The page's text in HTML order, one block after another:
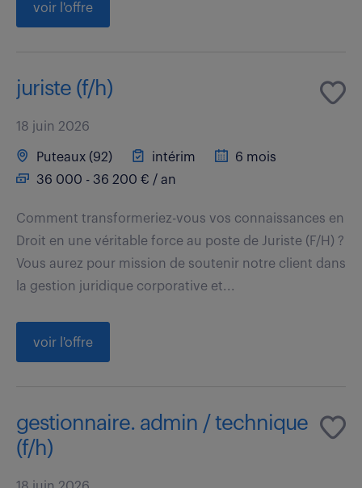
voir l'offre
juriste (f/h)
18 juin 2026
Puteaux (92) intérim
6 mois
36 000 - 36 200 € / an
Comment transformeriez-vous vos connaissances en
Droit en une véritable force au poste de Juriste (F/H) ?
Vous aurez pour mission de soutenir notre client dans
la gestion juridique corporative et...
voir l'offre
gestionnaire. admin / technique
(f/h)